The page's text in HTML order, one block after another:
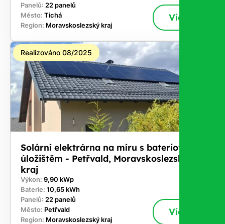
Panelů: 22 panelů
Město: Tichá
Region: Moravskoslezský kraj
Více
Realizováno 08/2025
Solární elektrárna na míru s bateriovým
úložištěm - Petřvald, Moravskoslezský
kraj
Výkon: 9,90 kWp
Baterie: 10,65 kWh
Panelů: 22 panelů
Město: Petřvald
Region: Moravskoslezský kraj
Více